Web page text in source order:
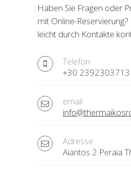
Haben Sie Fragen oder
mit Online-
leicht durch Kontakte
Telefon:
+30 2392303713
email:
Adresse::
Aiantos 2 Peraia